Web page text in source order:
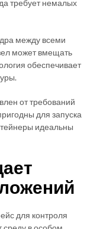
требует немалых
между всеми
может вмещать
обеспечивает
от требований
для запуска
идеальны
для контроля